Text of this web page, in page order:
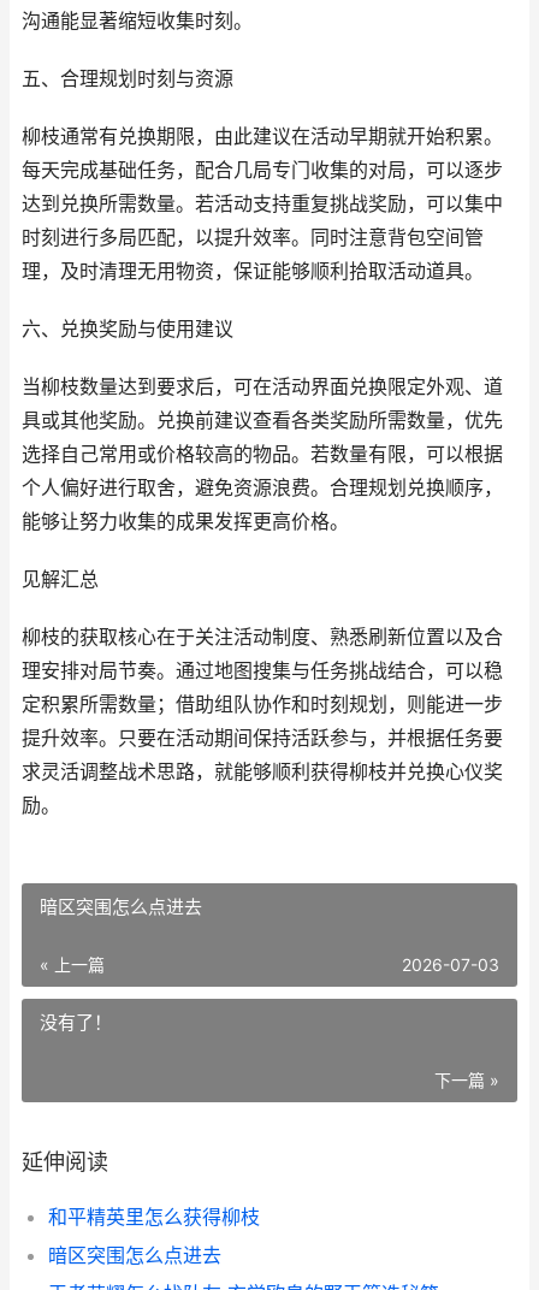
沟通能显著缩短收集时刻。
五、合理规划时刻与资源
柳枝通常有兑换期限，由此建议在活动早期就开始积累。
每天完成基础任务，配合几局专门收集的对局，可以逐步
达到兑换所需数量。若活动支持重复挑战奖励，可以集中
时刻进行多局匹配，以提升效率。同时注意背包空间管
理，及时清理无用物资，保证能够顺利拾取活动道具。
六、兑换奖励与使用建议
当柳枝数量达到要求后，可在活动界面兑换限定外观、道
具或其他奖励。兑换前建议查看各类奖励所需数量，优先
选择自己常用或价格较高的物品。若数量有限，可以根据
个人偏好进行取舍，避免资源浪费。合理规划兑换顺序，
能够让努力收集的成果发挥更高价格。
见解汇总
柳枝的获取核心在于关注活动制度、熟悉刷新位置以及合
理安排对局节奏。通过地图搜集与任务挑战结合，可以稳
定积累所需数量；借助组队协作和时刻规划，则能进一步
提升效率。只要在活动期间保持活跃参与，并根据任务要
求灵活调整战术思路，就能够顺利获得柳枝并兑换心仪奖
励。
暗区突围怎么点进去
« 上一篇 2026-07-03
没有了！
下一篇 »
延伸阅读
和平精英里怎么获得柳枝
暗区突围怎么点进去